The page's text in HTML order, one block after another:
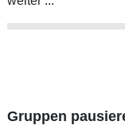
Gruppen